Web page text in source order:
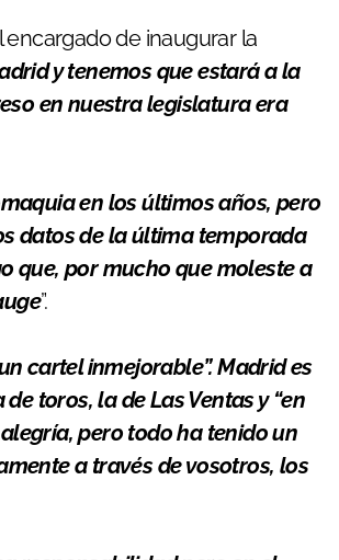
encargado de inaugurar la
y tenemos que estará a la
en nuestra legislatura era
en los últimos años, pero
datos de la última temporada
que, por mucho que moleste a
”.
cartel inmejorable”. Madrid es
toros, la de Las Ventas y “en
pero todo ha tenido un
a través de vosotros, los